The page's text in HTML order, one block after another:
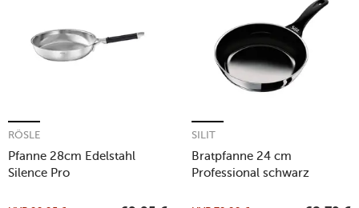
Pfanne 28cm Edelstahl
Silence Pro
RÖSLE
Bratpfanne 24 cm
Professional schwarz
SILIT